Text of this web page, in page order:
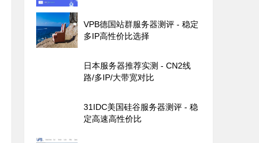
VPB德国站群服务器测评 - 稳定
多IP高性价比选择
日本服务器推荐实测 - CN2线
路/多IP/大带宽对比
31IDC美国硅谷服务器测评 - 稳
定高速高性价比